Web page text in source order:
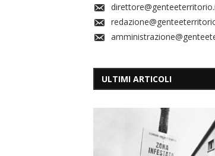
ULTIMI ARTICOLI